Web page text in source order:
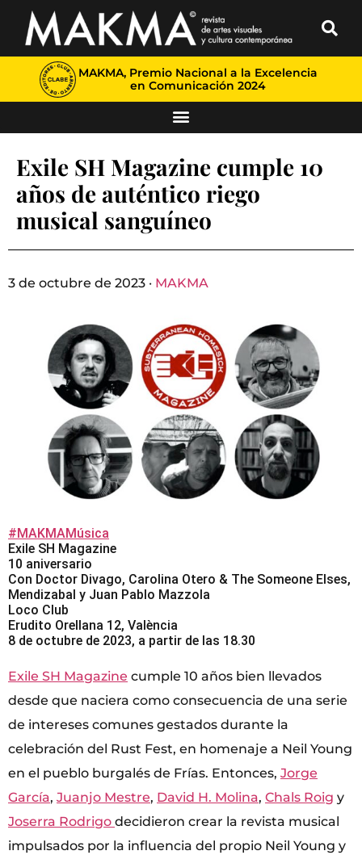
MAKMA, Premio Nacional a la Excelencia
en Comunicación 2024
Exile SH Magazine cumple 10
años de auténtico riego
musical sanguíneo
3 de octubre de 2023 · MAKMA
#MAKMAMúsica
Exile SH Magazine
10 aniversario
Con Doctor Divago, Carolina Otero & The Someone Elses,
Mendizabal y Juan Pablo Mazzola
Loco Club
Erudito Orellana 12, València
8 de octubre de 2023, a partir de las 18.30
Exile SH Magazine cumple 10 años bien llevados
desde que naciera como consecuencia de una serie
de intereses comunes gestados durante la
celebración del Rust Fest, en homenaje a Neil Young
en el pueblo burgalés de Frías. Entonces, Jorge
García, Juanjo Mestre, David H. Molina, Chals Roig y
Joserra Rodrigo decidieron crear la revista musical
impulsados por la influencia del propio Neil Young y